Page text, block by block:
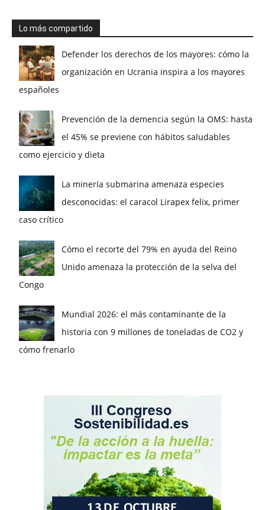
Lo más compartido
Defender los derechos de los mayores: cómo la
organización en Ucrania inspira a los mayores
españoles
Prevención de la demencia según la OMS: hasta
el 45% se previene con hábitos saludables
como ejercicio y dieta
La minería submarina amenaza especies
desconocidas: el caracol Lirapex felix, primer
caso crítico
Cómo el recorte del 79% en ayuda del Reino
Unido amenaza la protección de la selva del
Congo
Mundial 2026: el más contaminante de la
historia con 9 millones de toneladas de CO2 y
cómo frenarlo